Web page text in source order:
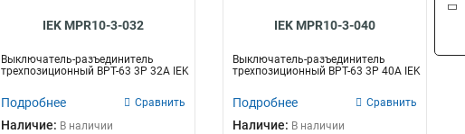
IEK MPR10-3-032
Выключатель-разъединитель
трехпозиционный ВРТ-63 3P 32А IEK
Подробнее Сравнить
Наличие: В наличии
IEK MPR10-3-040
Выключатель-разъединитель
трехпозиционный ВРТ-63 3P 40А IEK
Подробнее Сравнить
Наличие: В наличии